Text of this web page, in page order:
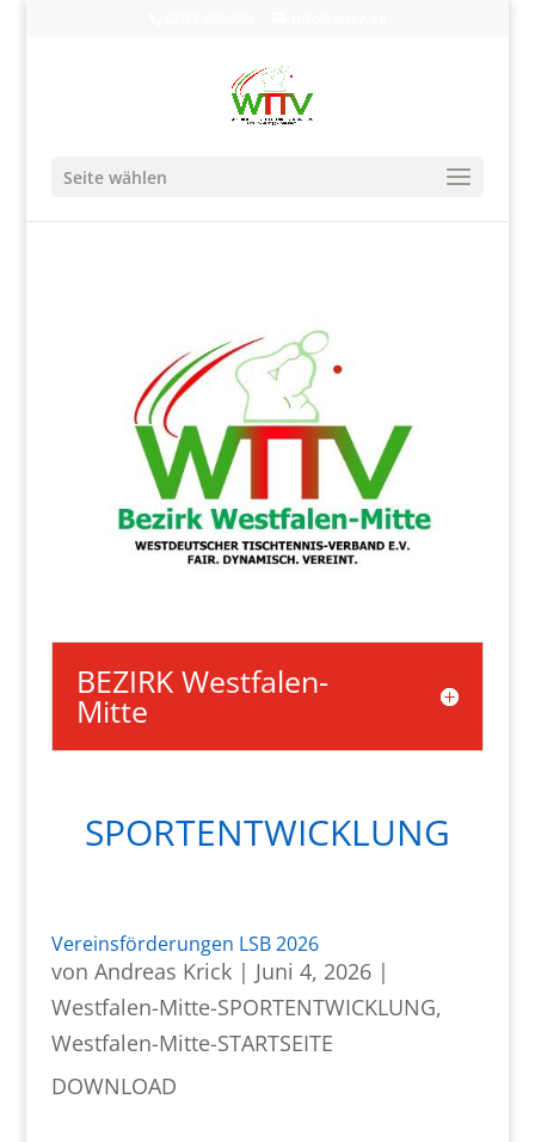
Seite wählen
BEZIRK Westfalen-
Mitte
SPORTENTWICKLUNG
Vereinsförderungen LSB 2026
von Andreas Krick| Juni 4, 2026|
Westfalen-Mitte-SPORTENTWICKLUNG,
Westfalen-Mitte-STARTSEITE
DOWNLOAD